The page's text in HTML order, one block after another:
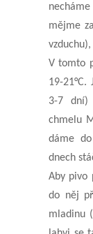
mějme
V tomto
19-21°C.
3-7 dní)
chmelu
dáme
dnech
Aby pivo
do něj
mladinu